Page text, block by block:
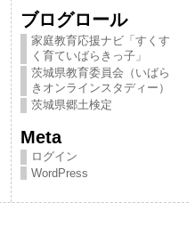
ブログロール
家庭教育応援ナビ「すくす
く育ていばらきっ​子」
茨城県教育委員会（いばら
きオンラインスタディー）
茨城県郷土検定
Meta
ログイン
WordPress